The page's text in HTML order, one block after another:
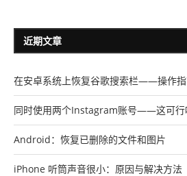
近期文章
在安卓系统上恢复谷歌搜索栏——操作
同时使用两个Instagram账号——这可行
Android：恢复已删除的文件和图片
iPhone 听筒声音很小：原因与解决方法